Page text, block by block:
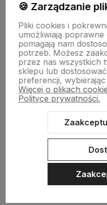
Płatności i dostawa
Informacje
O nas
Sklep internetowy Shoper.pl
🍪 Zarządzanie
Pliki cookies i
umożliwiają poprawne
pomagają nam
potrzeb. Możesz
przez nas wszystkich
sklepu lub
preferencji,
Więcej o plikach
Polityce prywatności.